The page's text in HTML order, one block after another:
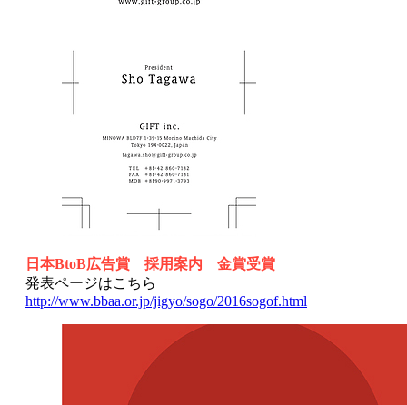
日本BtoB広告賞 採用案内 金賞受賞
発表ページはこちら
http://www.bbaa.or.jp/jigyo/sogo/2016sogof.html